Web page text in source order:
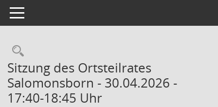
Toggle navigation
Rechercheauswahl
Sitzung des Ortsteilrates
Salomonsborn - 30.04.2026 -
17:40-18:45 Uhr